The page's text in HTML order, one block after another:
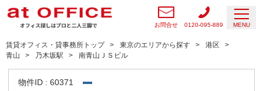
お問合せ 0120-095-889 MENU
賃貸オフィス・貸事務所トップ 東京のエリアから探す
港区
青山
乃木坂駅 南青山ＪＳビル
物件ID : 60371